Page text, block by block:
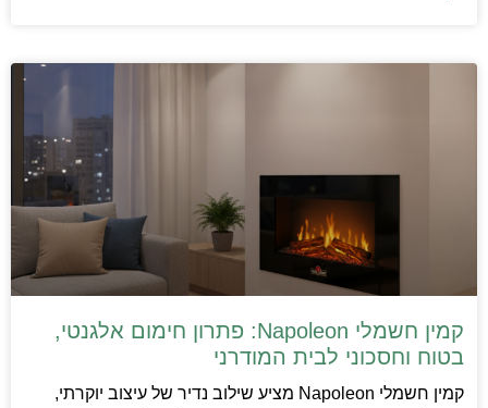
קמין חשמלי Napoleon: פתרון חימום אלגנטי,
בטוח וחסכוני לבית המודרני
קמין חשמלי Napoleon מציע שילוב נדיר של עיצוב יוקרתי,